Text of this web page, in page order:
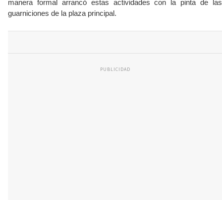
manera formal arrancó estas actividades con la pinta de las
guarniciones de la plaza principal.
PUBLICIDAD